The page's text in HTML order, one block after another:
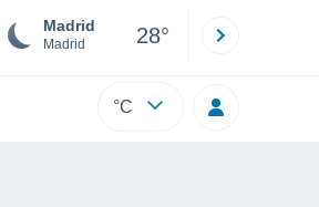
Madrid
Madrid 28°
°C